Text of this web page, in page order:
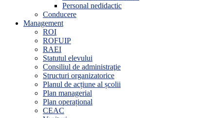
Personal nedidactic
Conducere
Management
ROI
ROFUIP
RAEI
Statutul elevului
Consiliul de administraţie
Structuri organizatorice
Planul de acțiune al școlii
Plan managerial
Plan operațional
CEAC